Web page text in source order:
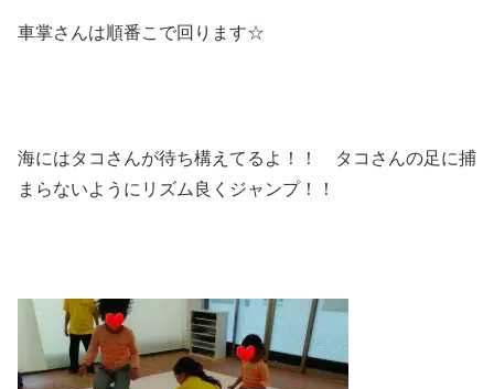
車掌さんは順番こで回ります☆
海にはタコさんが待ち構えてるよ！！ タコさんの足に捕
まらないようにリズム良くジャンプ！！